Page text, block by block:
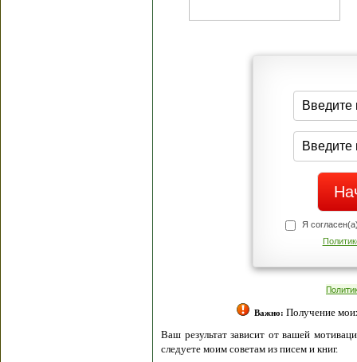
Я
Важно: Получение
Ваш результат зависит от вашей
следуете моим советам из писем и книг.